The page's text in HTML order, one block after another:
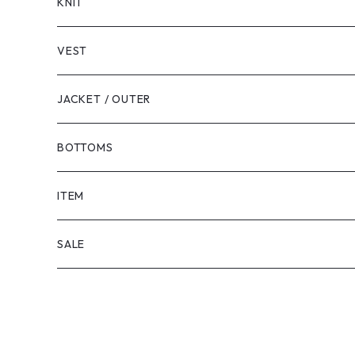
VEST
JACKET / OUTER
BOTTOMS
SHORTS
PANTS
ITEM
SALE